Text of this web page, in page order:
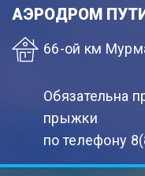
АЭРОДРОМ
66-ой км
Обязательна
прыжки
по телефону